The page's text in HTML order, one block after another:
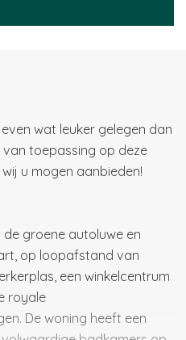
wat leuker gelegen dan
van toepassing op deze
u mogen aanbieden!
groene autoluwe en
op loopafstand van
een winkelcentrum
royale
De woning heeft een